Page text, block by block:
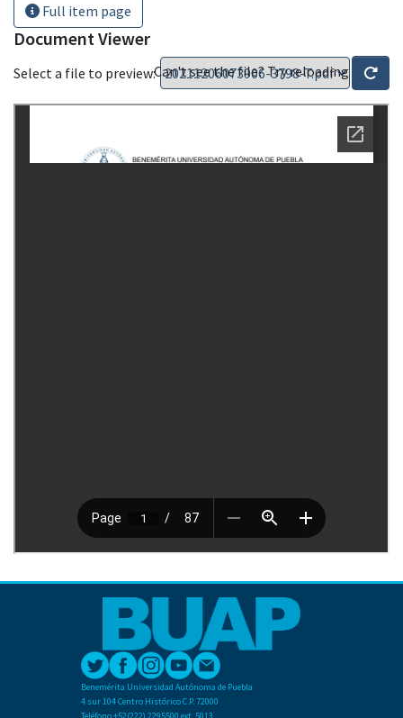
Full item page
Document Viewer
Select a file to preview:Can't see the file? Try reloading
Benemérita Universidad Autónoma de Puebla
4 sur 104 Centro Histórico C.P. 72000